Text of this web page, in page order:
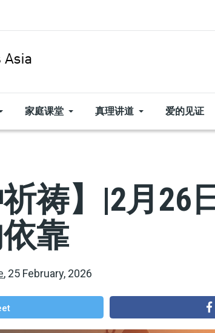
家庭课堂 真理讲道 爱的见证
祈祷】|2月26
靠
, 25 February, 2026